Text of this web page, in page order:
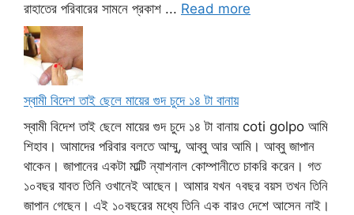
রাহাতের পরিবারের সামনে প্রকাশ ... Read more
স্বামী বিদেশ তাই ছেলে মায়ের গুদ চুদে ১৪ টা বানায়
স্বামী বিদেশ তাই ছেলে মায়ের গুদ চুদে ১৪ টা বানায় coti golpo আমি
শিহাব। আমাদের পরিবার বলতে আম্মু, আব্বু আর আমি। আব্বু জাপান
থাকেন। জাপানের একটা মাল্টি ন্যাশনাল কোম্পানীতে চাকরি করেন। গত
১০বছর যাবত তিনি ওখানেই আছেন। আমার যখন ৭বছর বয়স তখন তিনি
জাপান গেছেন। এই ১০বছরের মধ্যে তিনি এক বারও দেশে আসেন নাই।